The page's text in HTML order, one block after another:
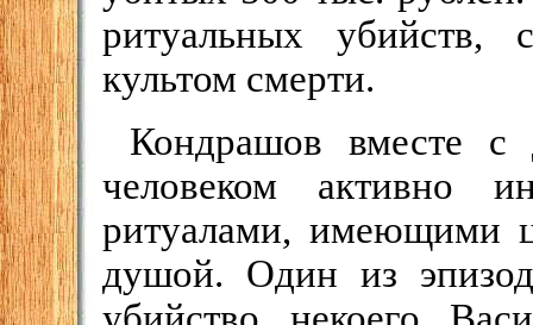
ритуальных убийств,
культом смерти.
Кондрашов вместе с
человеком активно
ритуалами, имеющими
душой. Один из